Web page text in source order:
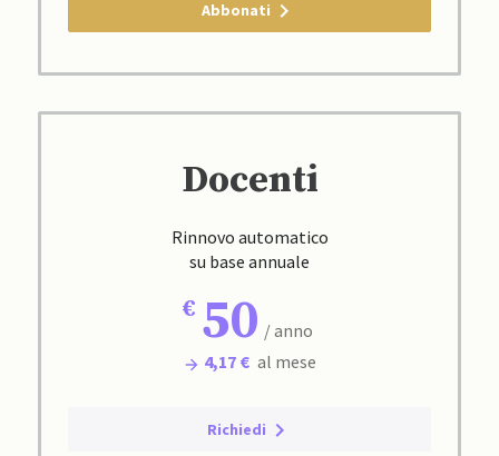
Abbonati
Docenti
Rinnovo automatico
su base annuale
50 / anno
4,17 € al mese
Richiedi